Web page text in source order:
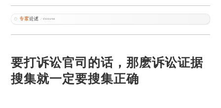
要打诉讼官司的话，那麽诉讼证据
搜集就一定要搜集正确